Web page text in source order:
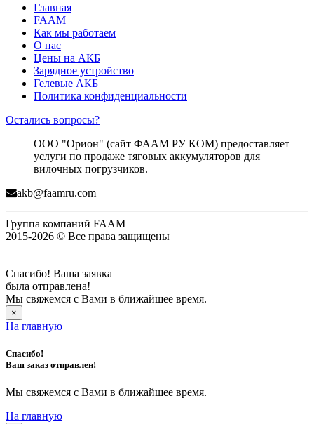
Главная
FAAM
Как мы работаем
О нас
Цены на АКБ
Зарядное устройство
Гелевые АКБ
Политика конфиденциальности
Остались вопросы?
ООО "Орион" (сайт ФААМ РУ КОМ) предоставляет
услуги по продаже тяговых аккумуляторов для
вилочных погрузчиков.
akb@faamru.com
Группа компаний FAAM
2015-2026 © Все права защищены
Спасибо! Ваша заявка
была отправлена!
Мы свяжемся с Вами в ближайшее время.
×
На главную
Спасибо!
Ваш заказ отправлен!
Мы свяжемся с Вами в ближайшее время.
На главную